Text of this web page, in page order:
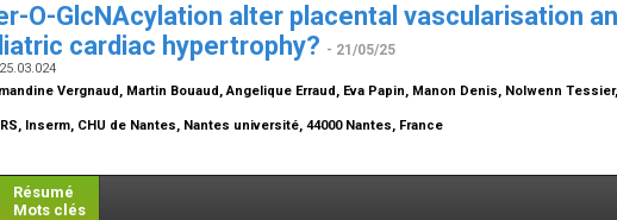
O-GlcNAcylation alter placental vascularisation
cardiac hypertrophy? - 21/05/25
Vergnaud, Martin Bouaud, Angelique Erraud, Eva Papin, Manon Denis, Nolwenn Tessier,
Inserm, CHU de Nantes, Nantes université, 44000 Nantes, France
Résumé
Mots clés